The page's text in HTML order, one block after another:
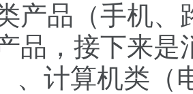
产品（手机
品，接下来
、计算机类